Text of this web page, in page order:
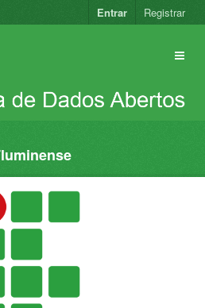
Entrar Registrar